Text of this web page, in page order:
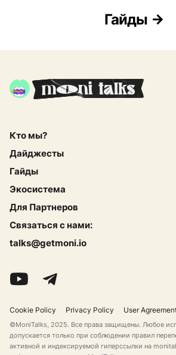
Гайды
Кто мы?
Дайджесты
Гайды
Экосистема
Для Партнеров
Связаться с нами:
talks@getmoni.io
Cookie Policy Privacy Policy User
©MoniTalks, 2025. Все права защищены. Любое
допускается только при соблюдении правил
активной и индексируемой гиперссылки на